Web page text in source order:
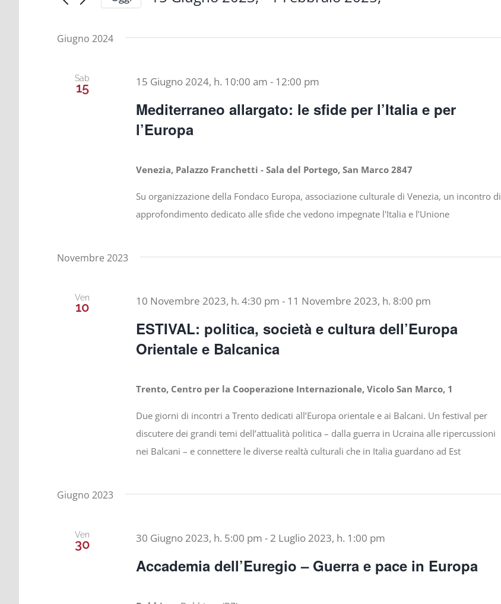
Navigazione
Cerca
per
Chiave.
data.
Giugno 2024
Sab
15
Mediterraneo allargato: le sfide per l’Italia e per
l’Europa
15 Giugno 2024, h. 10:00 am - 12:00 pm
Venezia, Palazzo Franchetti - Sala del Portego, San Marco 2847
Su organizzazione della Fondaco Europa, associazione culturale di Venezia, un incontro di
approfondimento dedicato alle sfide che vedono impegnate l'Italia e l’Unione
Novembre 2023
Ven
10
ESTIVAL: politica, società e cultura dell’Europa
Orientale e Balcanica
10 Novembre 2023, h. 4:30 pm - 11 Novembre 2023, h. 8:00 pm
Trento, Centro per la Cooperazione Internazionale, Vicolo San Marco, 1
Due giorni di incontri a Trento dedicati all’Europa orientale e ai Balcani. Un festival per
discutere dei grandi temi dell’attualità politica – dalla guerra in Ucraina alle ripercussioni
nei Balcani – e connettere le diverse realtà culturali che in Italia guardano ad Est
Giugno 2023
Ven
30
Accademia dell’Euregio – Guerra e pace in Europa
30 Giugno 2023, h. 5:00 pm - 2 Luglio 2023, h. 1:00 pm